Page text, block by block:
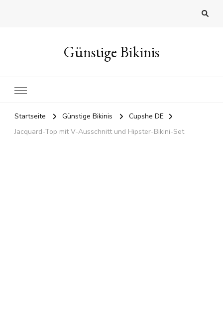
Günstige Bikinis
Startseite Günstige Bikinis
Cupshe DE
Jacquard-Top mit V-Ausschnitt und Hipster-Bikini-Set